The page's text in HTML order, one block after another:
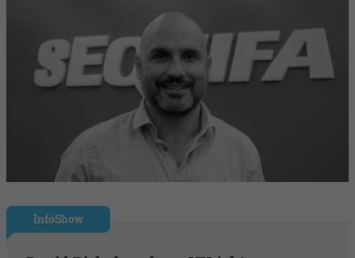
InfoShow